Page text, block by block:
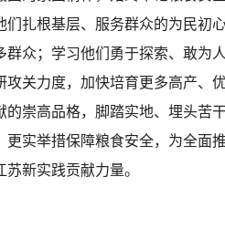
们扎根基层、服务群众的为民初
群众；学习他们勇于探索、敢为
攻关力度，加快培育更多高产、
的崇高品格，脚踏实地、埋头苦
更实举措保障粮食安全，为全面
苏新实践贡献力量。